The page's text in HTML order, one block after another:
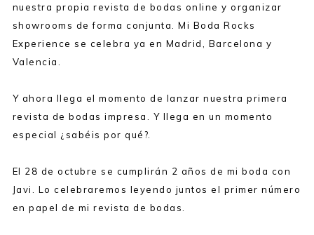
nuestra propia revista de bodas online y organizar
showrooms de forma conjunta. Mi Boda Rocks
Experience se celebra ya en Madrid, Barcelona y
Valencia.
Y ahora llega el momento de lanzar nuestra primera
revista de bodas impresa. Y llega en un momento
especial ¿sabéis por qué?.
El 28 de octubre se cumplirán 2 años de mi boda con
Javi. Lo celebraremos leyendo juntos el primer número
en papel de mi revista de bodas.